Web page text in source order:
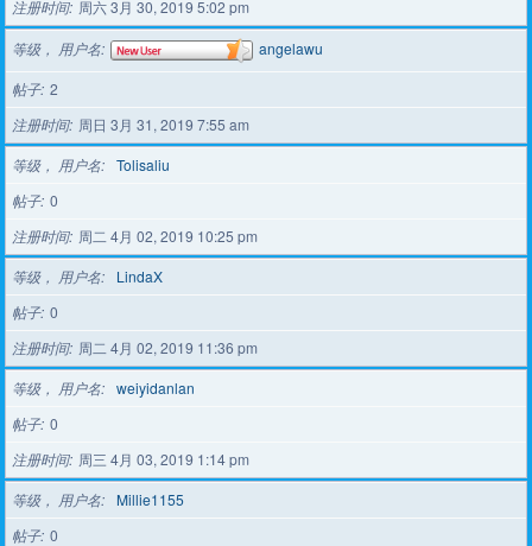
注册时间 周六 3月 30, 2019 5:02 pm
等级， 用户名
angelawu
帖子 2
注册时间 周日 3月 31, 2019 7:55 am
等级， 用户名
Tolisaliu
帖子 0
注册时间 周二 4月 02, 2019 10:25 pm
等级， 用户名
LindaX
帖子 0
注册时间 周二 4月 02, 2019 11:36 pm
等级， 用户名
weiyidanlan
帖子 0
注册时间 周三 4月 03, 2019 1:14 pm
等级， 用户名
Millie1155
帖子 0